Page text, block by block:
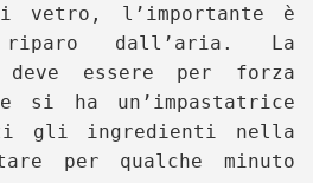
l’importante è
dall’aria. La
deve essere per forza
si ha un’impastatrice
gli ingredienti nella
per qualche minuto